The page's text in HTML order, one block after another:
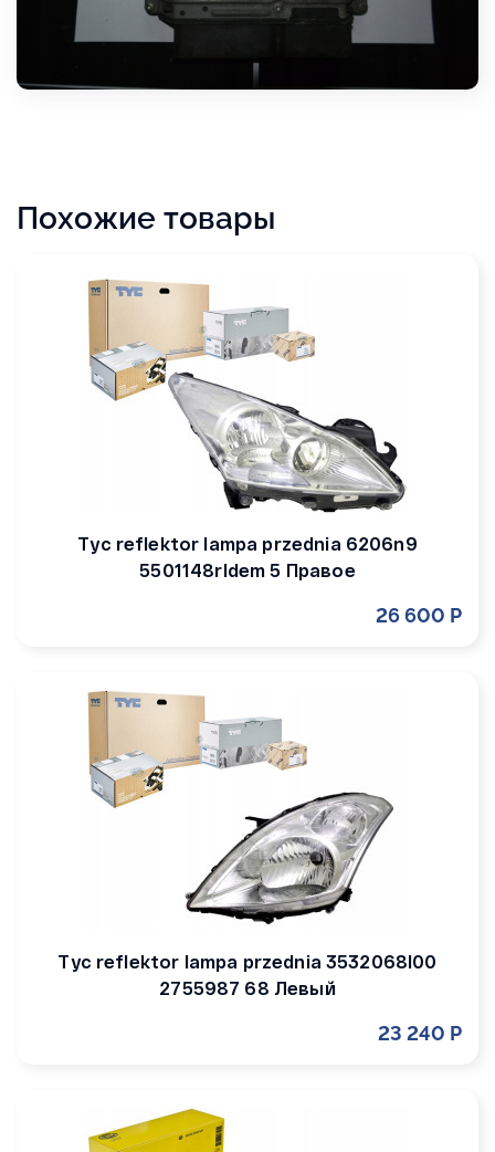
Похожие товары
Tyc reflektor lampa przednia 6206n9
5501148rldem 5 Правое
26 600 Р
Tyc reflektor lampa przednia 3532068l00
2755987 68 Левый
23 240 Р